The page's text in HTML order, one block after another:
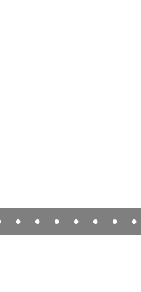
• • • • • • •